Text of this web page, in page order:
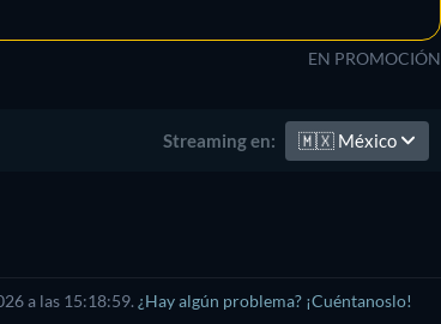
EN PROMOCIÓN
Streaming en: 🇲🇽 México
a las 15:18:59. ¿Hay algún problema? ¡Cuéntanoslo!